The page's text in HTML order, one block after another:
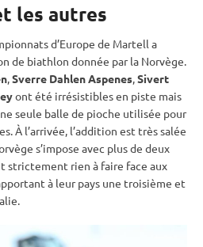
les autres
d’Europe de Martell a
de biathlon donnée par la Norvège.
,Sverre Dahlen Aspenes,Sivert
ont été irrésistibles en piste mais
seule balle de pioche utilisée pour
À l’arrivée, l’addition est très salée
s’impose avec plus de deux
strictement rien à faire face aux
à leur pays une troisième et